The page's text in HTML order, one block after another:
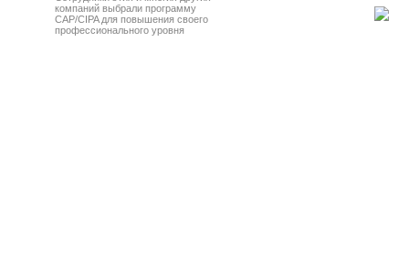
компаний выбрали программу
CAP/CIPA для повышения своего
профессионального уровня